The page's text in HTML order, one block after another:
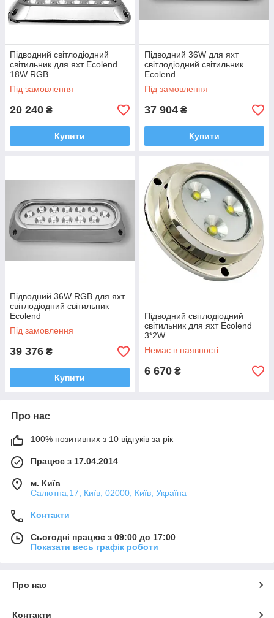
Підводний світлодіодний
світильник для яхт Ecolend
18W RGB
Під замовлення
20 240 ₴
Купити
Підводний 36W для яхт
світлодіодний світильник
Ecolend
Під замовлення
37 904 ₴
Купити
Підводний 36W RGB для яхт
світлодіодний світильник
Ecolend
Під замовлення
39 376 ₴
Купити
Підводний світлодіодний
світильник для яхт Ecolend
3*2W
Немає в наявності
6 670 ₴
Про нас
100% позитивних з 10 відгуків за рік
Працює з 17.04.2014
м. Київ
Салютна,17, Київ, 02000, Київ, Україна
Контакти
Сьогодні працює з 09:00 до 17:00
Показати весь графік роботи
Про нас
Контакти